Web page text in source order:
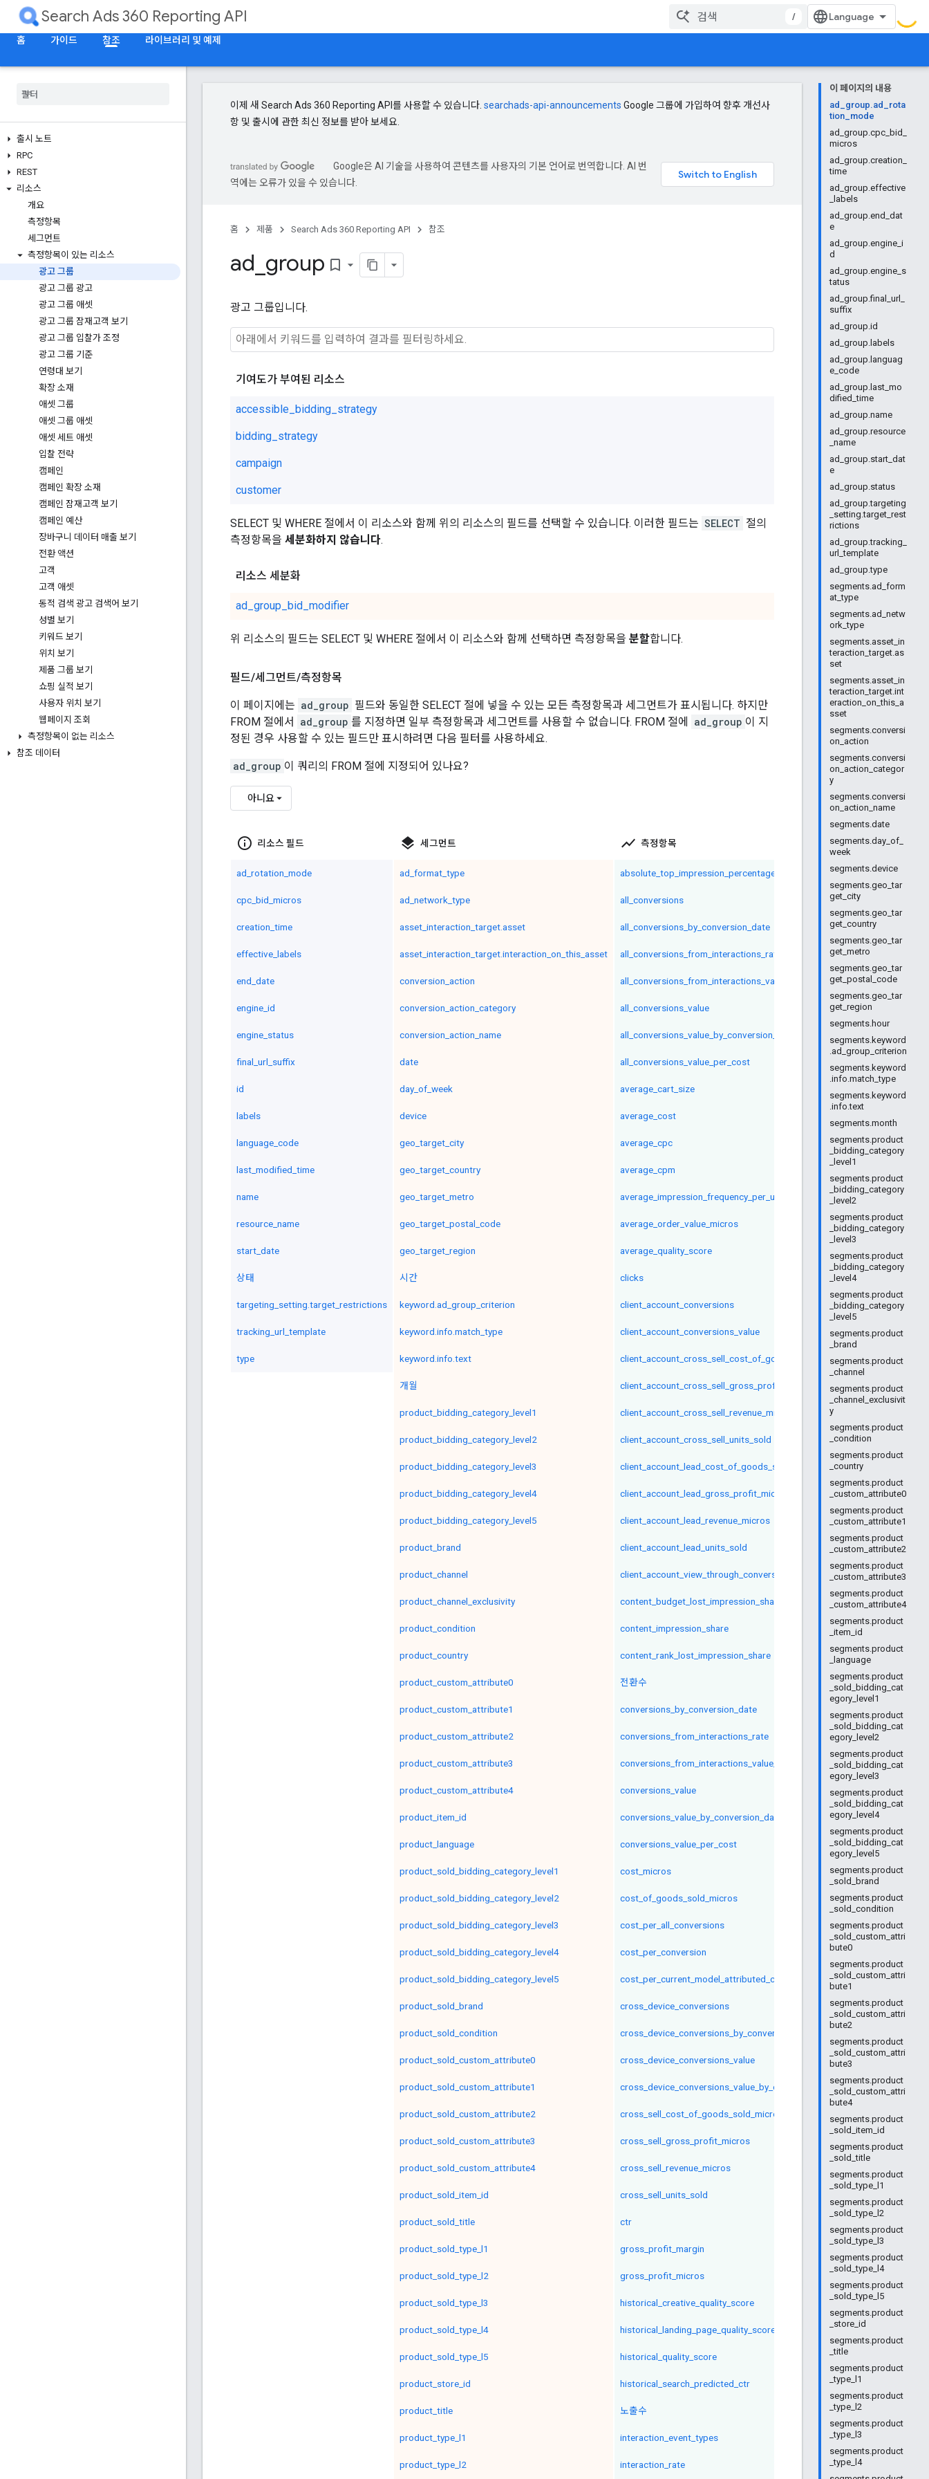
Search Ads 360 Reporting API
/
홈
가이드 참조 라이브러리 및 예제
출시 노트
RPC
REST
리소스
개요
측정항목
세그먼트
측정항목이 있는 리소스
광고 그룹
광고 그룹 광고
광고 그룹 애셋
광고 그룹 잠재고객 보기
광고 그룹 입찰가 조정
광고 그룹 기준
연령대 보기
확장 소재
애셋 그룹
애셋 그룹 애셋
애셋 세트 애셋
입찰 전략
캠페인
캠페인 확장 소재
캠페인 잠재고객 보기
캠페인 예산
장바구니 데이터 매출 보기
전환 액션
고객
고객 애셋
동적 검색 광고 검색어 보기
성별 보기
키워드 보기
위치 보기
제품 그룹 보기
쇼핑 실적 보기
사용자 위치 보기
웹페이지 조회
측정항목이 없는 리소스
참조 데이터
이 페이지의 내용
ad_group.ad_rota
tion_mode
ad_group.cpc_bid_
micros
ad_group.creation_
time
ad_group.effective
_labels
ad_group.end_dat
e
ad_group.engine_i
d
ad_group.engine_s
tatus
ad_group.final_url_
suffix
ad_group.id
ad_group.labels
ad_group.languag
e_code
ad_group.last_mo
dified_time
ad_group.name
ad_group.resource
_name
ad_group.start_dat
e
ad_group.status
ad_group.targeting
_setting.target_rest
rictions
ad_group.tracking_
url_template
ad_group.type
segments.ad_form
at_type
segments.ad_netw
ork_type
segments.asset_in
teraction_target.as
set
segments.asset_in
teraction_target.int
eraction_on_this_a
sset
segments.conversi
on_action
segments.conversi
on_action_categor
y
segments.conversi
on_action_name
segments.date
segments.day_of_
week
segments.device
segments.geo_tar
get_city
segments.geo_tar
get_country
segments.geo_tar
get_metro
segments.geo_tar
get_postal_code
segments.geo_tar
get_region
segments.hour
segments.keyword
.ad_group_criterion
segments.keyword
.info.match_type
segments.keyword
.info.text
segments.month
segments.product
_bidding_category
_level1
segments.product
_bidding_category
_level2
segments.product
_bidding_category
_level3
segments.product
_bidding_category
_level4
segments.product
_bidding_category
_level5
segments.product
_brand
segments.product
_channel
segments.product
_channel_exclusivit
y
segments.product
_condition
segments.product
_country
segments.product
_custom_attribute0
segments.product
_custom_attribute1
segments.product
_custom_attribute2
segments.product
_custom_attribute3
segments.product
_custom_attribute4
segments.product
_item_id
segments.product
_language
segments.product
_sold_bidding_cat
egory_level1
segments.product
_sold_bidding_cat
egory_level2
segments.product
_sold_bidding_cat
egory_level3
segments.product
_sold_bidding_cat
egory_level4
segments.product
_sold_bidding_cat
egory_level5
segments.product
_sold_brand
segments.product
_sold_condition
segments.product
_sold_custom_attri
bute0
segments.product
_sold_custom_attri
bute1
segments.product
_sold_custom_attri
bute2
segments.product
_sold_custom_attri
bute3
segments.product
_sold_custom_attri
bute4
segments.product
_sold_item_id
segments.product
_sold_title
segments.product
_sold_type_l1
segments.product
_sold_type_l2
segments.product
_sold_type_l3
segments.product
_sold_type_l4
segments.product
_sold_type_l5
segments.product
_store_id
segments.product
_title
segments.product
_type_l1
segments.product
_type_l2
segments.product
_type_l3
segments.product
_type_l4
이제 새 Search Ads 360 Reporting API를 사용할 수 있습니다. searchads-api-announcements Google 그룹에 가입하여 향후 개선사
항 및 출시에 관한 최신 정보를 받아 보세요.
Google은 AI 기술을 사용하여 콘텐츠를 사용자의 기본 언어로 번역합니다. AI 번
역에는 오류가 있을 수 있습니다.
홈 제품 Search Ads 360 Reporting API 참조
ad group bookmark_border
광고 그룹입니다.
기여도가 부여된 리소스
accessible_bidding_strategy
bidding_strategy
campaign
customer
SELECT 및 WHERE 절에서 이 리소스와 함께 위의 리소스의 필드를 선택할 수 있습니다. 이러한 필드는 SELECT 절의
측정항목을 세분화하지 않습니다.
리소스 세분화
ad_group_bid_modifier
위 리소스의 필드는 SELECT 및 WHERE 절에서 이 리소스와 함께 선택하면 측정항목을 분할합니다.
필드/세그먼트/측정항목
이 페이지에는 ad_group 필드와 동일한 SELECT 절에 넣을 수 있는 모든 측정항목과 세그먼트가 표시됩니다. 하지만
FROM 절에서
ad_group 를 지정하면 일부 측정항목과 세그먼트를 사용할 수 없습니다. FROM 절에 ad_group 이 지
정된 경우 사용할 수 있는 필드만 표시하려면 다음 필터를 사용하세요.
ad_group 이 쿼리의 FROM 절에 지정되어 있나요?
아니요
info_outline 리소스 필드
ad_rotation_mode
cpc_bid_micros
creation_time
effective_labels
end_date
engine_id
engine_status
final_url_suffix
id
labels
language_code
last_modified_time
name
resource_name
start_date
상태
targeting_setting.target_restrictions
tracking_url_template
type
layers 세그먼트
ad_format_type
ad_network_type
asset_interaction_target.asset
asset_interaction_target.interaction_on_this_asset
conversion_action
conversion_action_category
conversion_action_name
date
day_of_week
device
geo_target_city
geo_target_country
geo_target_metro
geo_target_postal_code
geo_target_region
시간
keyword.ad_group_criterion
keyword.info.match_type
keyword.info.text
개월
product_bidding_category_level1
product_bidding_category_level2
product_bidding_category_level3
product_bidding_category_level4
product_bidding_category_level5
product_brand
product_channel
product_channel_exclusivity
product_condition
product_country
product_custom_attribute0
product_custom_attribute1
product_custom_attribute2
product_custom_attribute3
product_custom_attribute4
product_item_id
product_language
product_sold_bidding_category_level1
product_sold_bidding_category_level2
product_sold_bidding_category_level3
product_sold_bidding_category_level4
product_sold_bidding_category_level5
product_sold_brand
product_sold_condition
product_sold_custom_attribute0
product_sold_custom_attribute1
product_sold_custom_attribute2
product_sold_custom_attribute3
product_sold_custom_attribute4
product_sold_item_id
product_sold_title
product_sold_type_l1
product_sold_type_l2
product_sold_type_l3
product_sold_type_l4
product_sold_type_l5
product_store_id
product_title
product_type_l1
product_type_l2
show_chart 측정항목
absolute_top_impression_percentage
all_conversions
all_conversions_by_conversion_date
all_conversions_from_interactions_rate
all_conversions_from_interactions_value_per_interaction
all_conversions_value
all_conversions_value_by_conversion_date
all_conversions_value_per_cost
average_cart_size
average_cost
average_cpc
average_cpm
average_impression_frequency_per_user
average_order_value_micros
average_quality_score
clicks
client_account_conversions
client_account_conversions_value
client_account_cross_sell_cost_of_goods_sold_micros
client_account_cross_sell_gross_profit_micros
client_account_cross_sell_revenue_micros
client_account_cross_sell_units_sold
client_account_lead_cost_of_goods_sold_micros
client_account_lead_gross_profit_micros
client_account_lead_revenue_micros
client_account_lead_units_sold
client_account_view_through_conversions
content_budget_lost_impression_share
content_impression_share
content_rank_lost_impression_share
전환수
conversions_by_conversion_date
conversions_from_interactions_rate
conversions_from_interactions_value_per_interaction
conversions_value
conversions_value_by_conversion_date
conversions_value_per_cost
cost_micros
cost_of_goods_sold_micros
cost_per_all_conversions
cost_per_conversion
cost_per_current_model_attributed_conversion
cross_device_conversions
cross_device_conversions_by_conversion_date
cross_device_conversions_value
cross_device_conversions_value_by_conversion_date
cross_sell_cost_of_goods_sold_micros
cross_sell_gross_profit_micros
cross_sell_revenue_micros
cross_sell_units_sold
ctr
gross_profit_margin
gross_profit_micros
historical_creative_quality_score
historical_landing_page_quality_score
historical_quality_score
historical_search_predicted_ctr
노출수
interaction_event_types
interaction_rate